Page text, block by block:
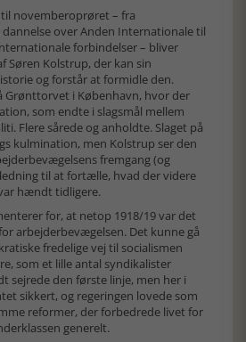
novemberoprøret – fra
over Anden Internationale til
forbindelser – bliver
Søren Kolstrup, der kan sin
og forstår at formidle den.
Grønttorvet i København, hvor der
som endte i slagsmål mellem
Flere sårede og anholdte. Slaget på
kulmination, men Kolstrup ser den
fremgang (og
til at fortælle, hvad der videre
hændt tidligere.
for, at netop 1918/19 var det
arbejderbevægelsen. Det kunne gå
fredelige vej til socialismen
som et lille antal syndikalister
sejrede den første linje, men her i
sikkert, og regeringen lovede som
reformer, der forbedrede livet for
generelt.